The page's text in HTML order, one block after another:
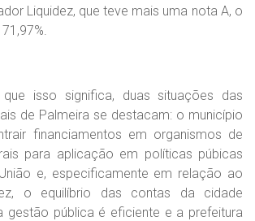
Liquidez, que teve mais uma nota A, o
isso significa, duas situações das
de Palmeira se destacam: o município
financiamentos em organismos de
para aplicação em políticas púbicas
e, especificamente em relação ao
o equilíbrio das contas da cidade
gestão pública é eficiente e a prefeitura